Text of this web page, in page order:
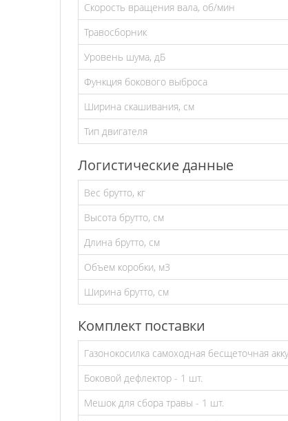
Скорость вращения вала, об/мин
Травосборник
Уровень шума, дБ
Функция бокового выброса
Ширина скашивания, см
Тип двигателя
Логистические данные
Вес брутто, кг
Высота брутто, см
Длина брутто, см
Объем коробки, м3
Ширина брутто, см
Комплект поставки
Газонокосилка самоходная бесщеточная
Боковой дефлектор - 1 шт.
Мешок для сбора травы - 1 шт.